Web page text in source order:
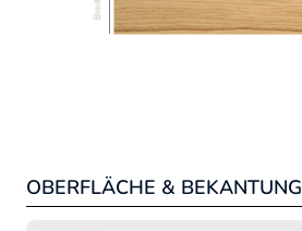
OBERFLÄCHE & BEKANTUNG